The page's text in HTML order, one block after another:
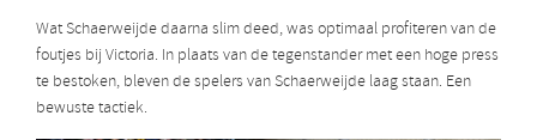
Wat Schaerweijde daarna slim deed, was optimaal profiteren van de
foutjes bij Victoria. In plaats van de tegenstander met een hoge press
te bestoken, bleven de spelers van Schaerweijde laag staan. Een
bewuste tactiek.